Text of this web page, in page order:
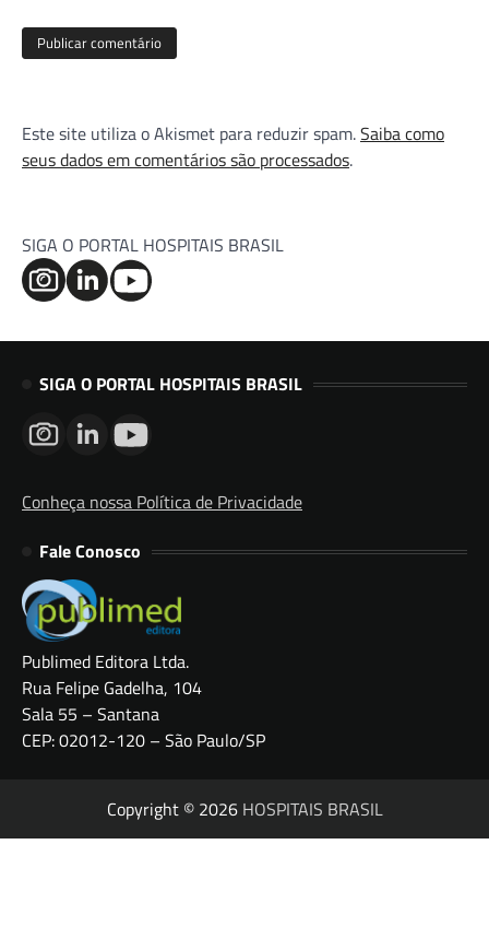
Este site utiliza o Akismet para reduzir spam.Saiba como
seus dados em comentários são processados.
SIGA O PORTAL HOSPITAIS BRASIL
SIGA O PORTAL HOSPITAIS BRASIL
Conheça nossa Política de Privacidade
Fale Conosco
Publimed Editora Ltda.
Rua Felipe Gadelha, 104
Sala 55 – Santana
CEP: 02012-120 – São Paulo/SP
Copyright © 2026 HOSPITAIS BRASIL